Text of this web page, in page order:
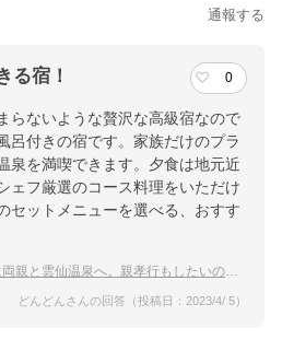
通報する
る宿！ 0
らないような贅沢な高級宿なので
呂付きの宿です。家族だけのプラ
泉を満喫できます。夕食は地元近
ェフ厳選のコース料理をいただけ
セットメニューを選べる、おすす
雲仙温泉へ。親孝行もしたいので高級宿に泊まりたい！
どんどんさんの回答（投稿日：2023/4/ 5）